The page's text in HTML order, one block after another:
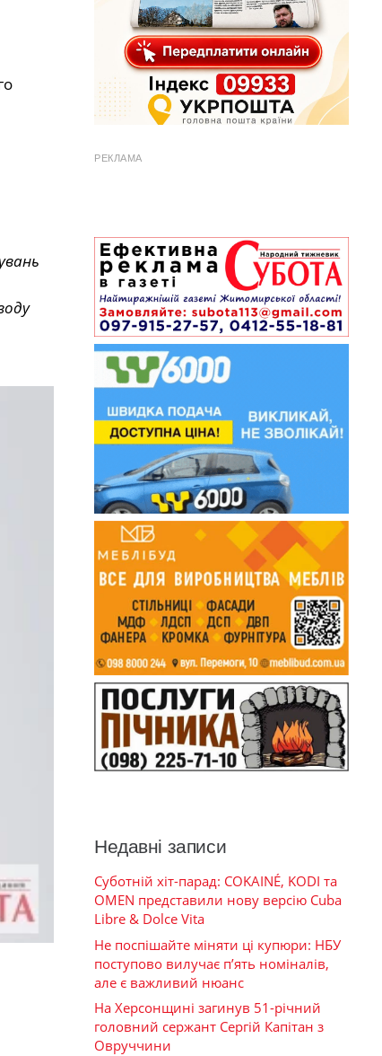
РЕКЛАМА
Недавні записи
Суботній хіт-парад: COKAINÉ, KODI та
OMEN представили нову версію Cuba
Libre & Dolce Vita
Не поспішайте міняти ці купюри: НБУ
поступово вилучає п’ять номіналів,
але є важливий нюанс
На Херсонщині загинув 51-річний
головний сержант Сергій Капітан з
Овруччини